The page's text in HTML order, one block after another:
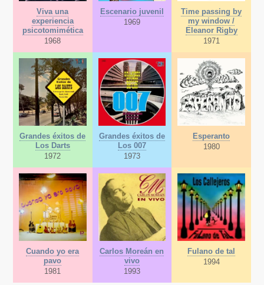
Viva una
experiencia
psicotomimética
1968
Escenario juvenil
1969
Time passing by
my window /
Eleanor Rigby
1971
Grandes éxitos de
Los Darts
1972
Grandes éxitos de
Los 007
1973
Esperanto
1980
Cuando yo era
pavo
1981
Carlos Moreán en
vivo
1993
Fulano de tal
1994